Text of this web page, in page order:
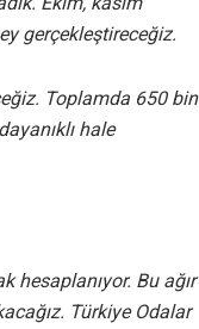
gerçekleştireceğiz.
Toplamda 650 bin
hale
Bu ağır
Türkiye Odalar